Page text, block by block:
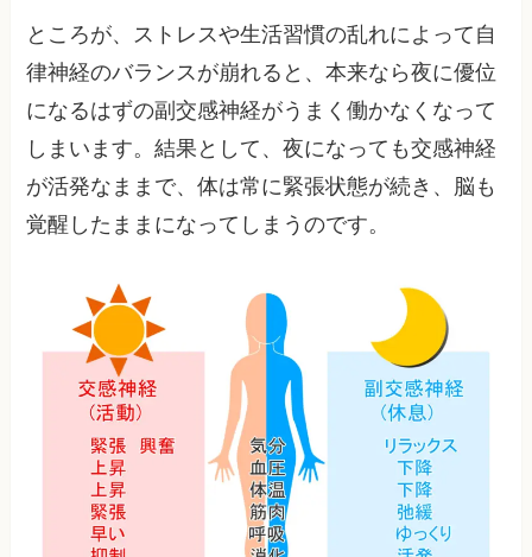
ところが、ストレスや生活習慣の乱れによって自
律神経のバランスが崩れると、本来なら夜に優位
になるはずの副交感神経がうまく働かなくなって
しまいます。結果として、夜になっても交感神経
が活発なままで、体は常に緊張状態が続き、脳も
覚醒したままになってしまうのです。